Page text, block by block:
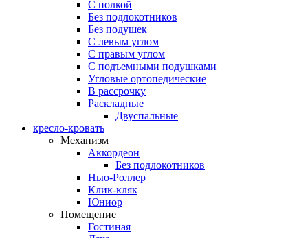
С полкой
Без подлокотников
Без подушек
C левым углом
C правым углом
С подъемными подушками
Угловые ортопедические
В рассрочку
Раскладные
Двуспальные
кресло-кровать
Механизм
Аккордеон
Без подлокотников
Нью-Роллер
Клик-кляк
Юниор
Помещение
Гостиная